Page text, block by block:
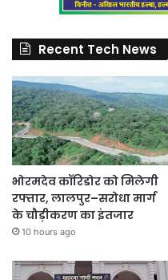
Recent Tech News
भोरमदेव कॉरिडोर को मिलेगी
रफ्तार, लालपुर–सरोधा मार्ग
के चौड़ीकरण का इंतजार
10 hours ago